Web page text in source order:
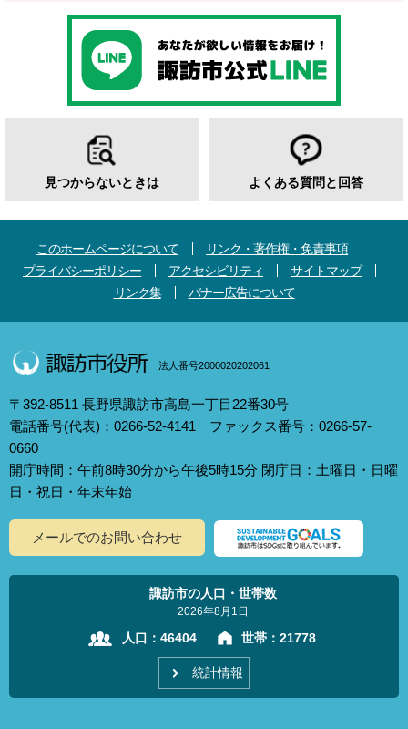
見つからないときは よくある質問と回答
このホームページについて
リンク・著作権・免責事項
プライバシーポリシー
アクセシビリティ
サイトマップ
リンク集
バナー広告について
法人番号2000020202061
〒392-8511 長野県諏訪市高島一丁目22番30号
電話番号(代表)：0266-52-4141 ファックス番号：0266-57-
0660
開庁時間：午前8時30分から午後5時15分 閉庁日：土曜日・日曜
日・祝日・年末年始
メールでのお問い合わせ
諏訪市の人口・世帯数
2026年8月1日
人口： 46404 世帯： 21778
統計情報